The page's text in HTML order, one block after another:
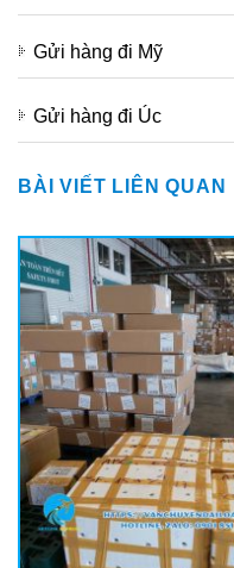
Gửi hàng đi Mỹ
Gửi hàng đi Úc
BÀI VIẾT LIÊN QUAN